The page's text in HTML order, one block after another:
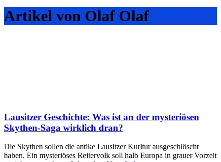
Artikel von Olaf Olaf
Lausitzer Geschichte: Was ist an der mysteriösen
Skythen-Saga wirklich dran?
Die Skythen sollen die antike Lausitzer Kurltur ausgeschlöscht
haben. Ein mysteriöses Reitervolk soll halb Europa in grauer Vorzeit